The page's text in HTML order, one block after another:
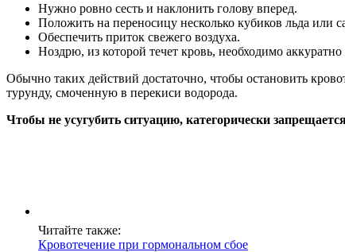
Нужно ровно сесть и наклонить голову вперед.
Положить на переносицу несколько кубиков льда или
Обеспечить приток свежего воздуха.
Ноздрю, из которой течет кровь, необходимо
Обычно таких действий достаточно, чтобы остановить
турунду, смоченную в перекиси водорода.
Чтобы не усугубить ситуацию, категорически
Читайте также:
Кровотечение при гормональном сбое